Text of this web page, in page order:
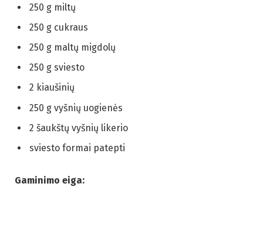
250 g miltų
250 g cukraus
250 g maltų migdolų
250 g sviesto
2 kiaušinių
250 g vyšnių uogienės
2 šaukštų vyšnių likerio
sviesto formai patepti
Gaminimo eiga: